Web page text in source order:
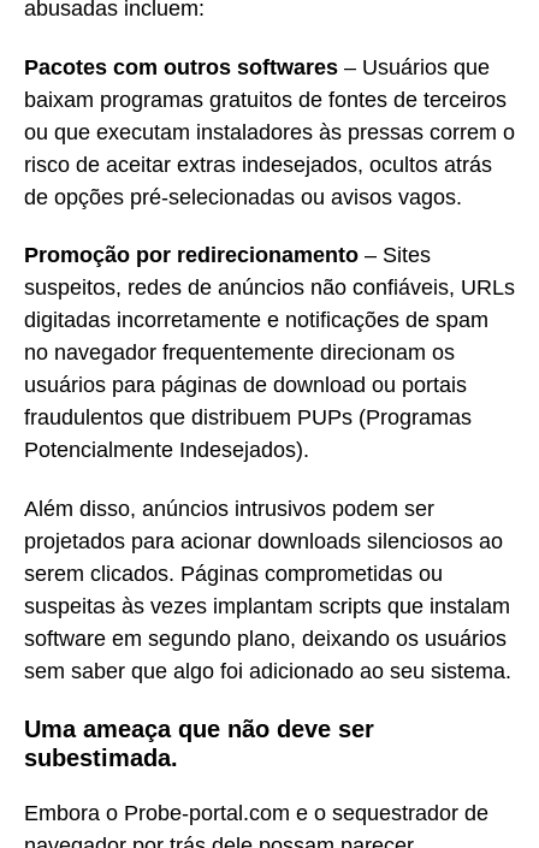
abusadas incluem:
Pacotes com outros softwares – Usuários que
baixam programas gratuitos de fontes de terceiros
ou que executam instaladores às pressas correm o
risco de aceitar extras indesejados, ocultos atrás
de opções pré-selecionadas ou avisos vagos.
Promoção por redirecionamento – Sites
suspeitos, redes de anúncios não confiáveis, URLs
digitadas incorretamente e notificações de spam
no navegador frequentemente direcionam os
usuários para páginas de download ou portais
fraudulentos que distribuem PUPs (Programas
Potencialmente Indesejados).
Além disso, anúncios intrusivos podem ser
projetados para acionar downloads silenciosos ao
serem clicados. Páginas comprometidas ou
suspeitas às vezes implantam scripts que instalam
software em segundo plano, deixando os usuários
sem saber que algo foi adicionado ao seu sistema.
Uma ameaça que não deve ser
subestimada.
Embora o Probe-portal.com e o sequestrador de